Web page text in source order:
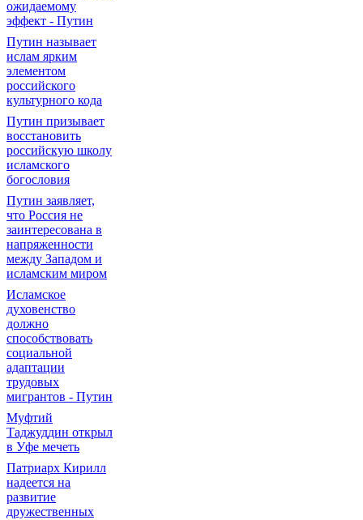
ожидаемому
эффект - Путин
Путин называет
ислам ярким
элементом
российского
культурного кода
Путин призывает
восстановить
российскую школу
исламского
богословия
Путин заявляет,
что Россия не
заинтересована в
напряженности
между Западом и
исламским миром
Исламское
духовенство
должно
способствовать
социальной
адаптации
трудовых
мигрантов - Путин
Муфтий
Таджуддин открыл
в Уфе мечеть
Патриарх Кирилл
надеется на
развитие
дружественных